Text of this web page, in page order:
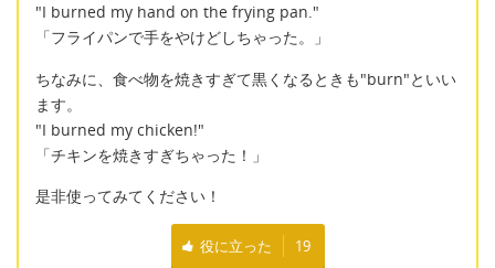
"I burned my hand on the frying pan."
「フライパンで手をやけどしちゃった。」
ちなみに、食べ物を焼きすぎて黒くなるときも"burn"といい
ます。
"I burned my chicken!"
「チキンを焼きすぎちゃった！」
是非使ってみてください！
役に立った 19